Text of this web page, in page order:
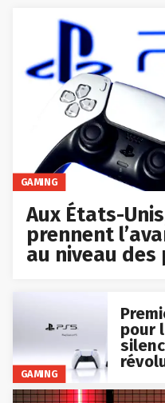
GAMING
Aux États-
prennent
au niveau des
GAMING
pour